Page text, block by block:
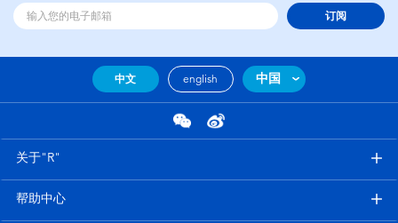
订阅
中文 english 中国
关于"R"
帮助中心